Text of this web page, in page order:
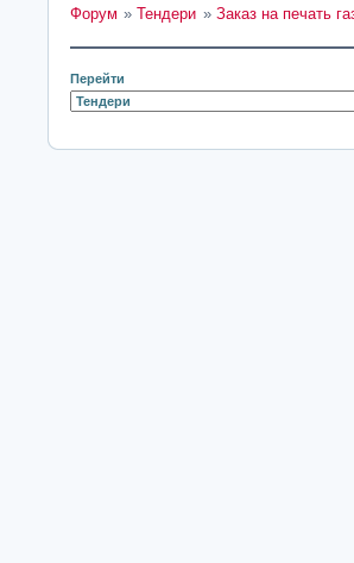
Форум »Тендери » Заказ на печать
Перейти